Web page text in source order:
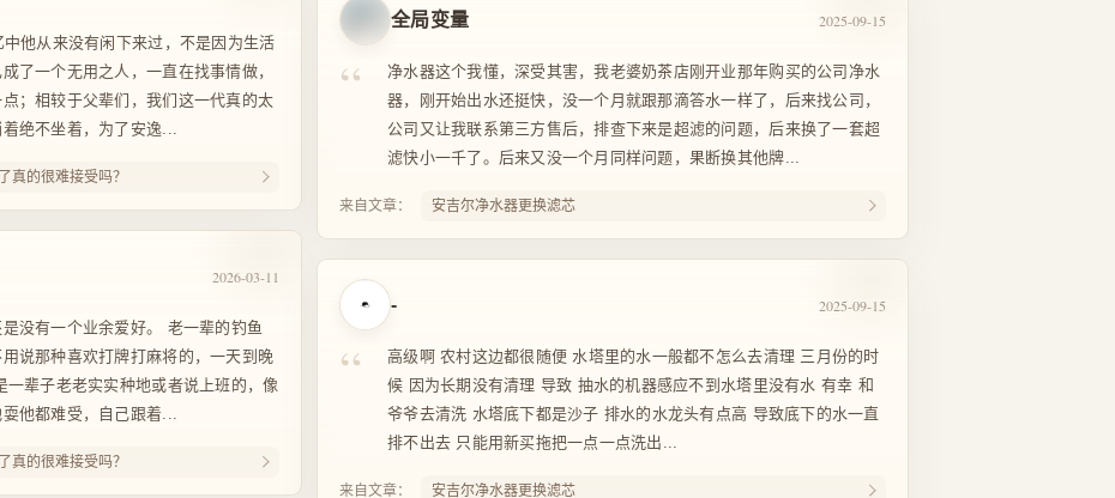
他从来没有闲下来过，不是因为生活
了一个无用之人，一直在找事情做，
；相较于父辈们，我们这一代真的太
绝不坐着，为了安逸...
真的很难接受吗？
2026-03-11
没有一个业余爱好。 老一辈的钓鱼
说那种喜欢打牌打麻将的，一天到晚
辈子老老实实种地或者说上班的，像
他都难受，自己跟着...
真的很难接受吗？
全局变量 2025-09-15
“
净水器这个我懂，深受其害，我老婆奶茶店刚开业那年购买的公司净水
器，刚开始出水还挺快，没一个月就跟那滴答水一样了，后来找公司，
公司又让我联系第三方售后，排查下来是超滤的问题，后来换了一套超
滤快小一千了。后来又没一个月同样问题，果断换其他牌...
来自文章： 安吉尔净水器更换滤芯
- 2025-09-15
“
高级啊 农村这边都很随便 水塔里的水一般都不怎么去清理 三月份的时
候 因为长期没有清理 导致 抽水的机器感应不到水塔里没有水 有幸 和
爷爷去清洗 水塔底下都是沙子 排水的水龙头有点高 导致底下的水一直
排不出去 只能用新买拖把一点一点洗出...
来自文章： 安吉尔净水器更换滤芯